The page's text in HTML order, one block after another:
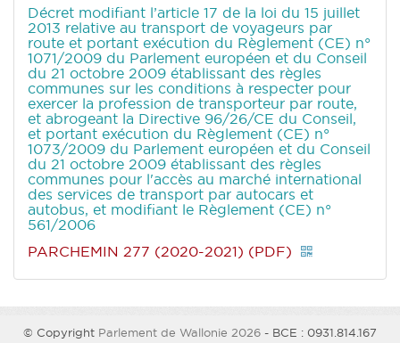
Décret modifiant l’article 17 de la loi du 15 juillet
2013 relative au transport de voyageurs par
route et portant exécution du Règlement (CE) n°
1071/2009 du Parlement européen et du Conseil
du 21 octobre 2009 établissant des règles
communes sur les conditions à respecter pour
exercer la profession de transporteur par route,
et abrogeant la Directive 96/26/CE du Conseil,
et portant exécution du Règlement (CE) n°
1073/2009 du Parlement européen et du Conseil
du 21 octobre 2009 établissant des règles
communes pour l'accès au marché international
des services de transport par autocars et
autobus, et modifiant le Règlement (CE) n°
561/2006
PARCHEMIN 277 (2020-2021) (PDF)
© Copyright Parlement de Wallonie 2026 - BCE : 0931.814.167